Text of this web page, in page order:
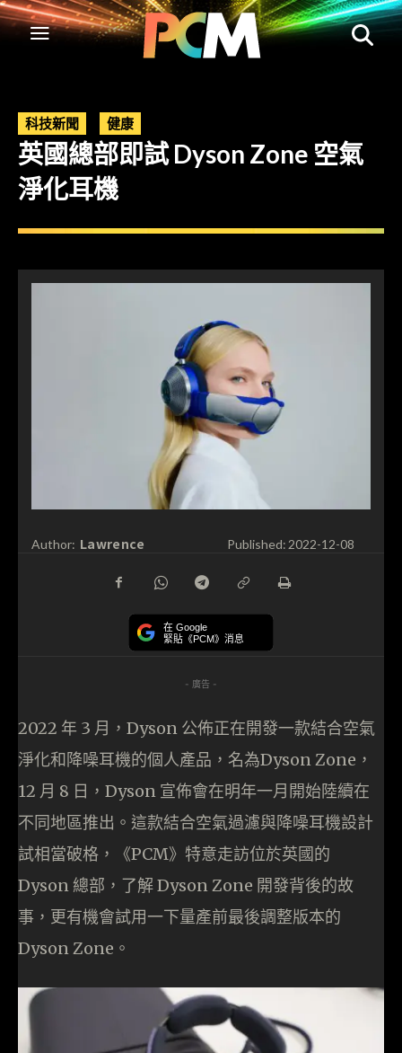
科技新聞 健康
英國總部即試 Dyson Zone 空氣
淨化耳機
Author: Lawrence Published:2022-12-08
在 Google
緊貼《PCM》消息
- 廣告 -
2022 年 3 月，Dyson 公佈正在開發一款結合空氣
淨化和降噪耳機的個人產品，名為Dyson Zone，
12 月 8 日，Dyson 宣佈會在明年一月開始陸續在
不同地區推出。這款結合空氣過濾與降噪耳機設計
試相當破格，《PCM》特意走訪位於英國的
Dyson 總部，了解 Dyson Zone 開發背後的故
事，更有機會試用一下量產前最後調整版本的
Dyson Zone。